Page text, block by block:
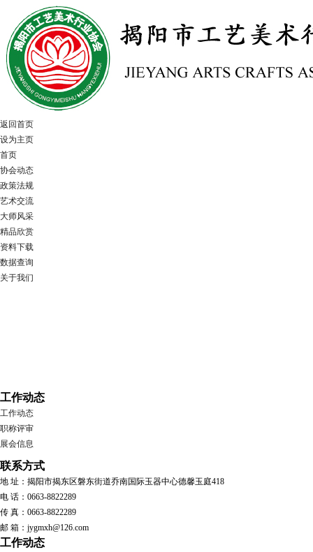
返回首页
设为主页
首页
协会动态
政策法规
艺术交流
大师风采
精品欣赏
资料下载
数据查询
关于我们
工作动态
工作动态
职称评审
展会信息
联系方式
地 址：揭阳市揭东区磐东街道乔南国际玉器中心德馨玉庭418
电 话：0663-8822289
传 真：0663-8822289
邮 箱：jygmxh@126.com
工作动态